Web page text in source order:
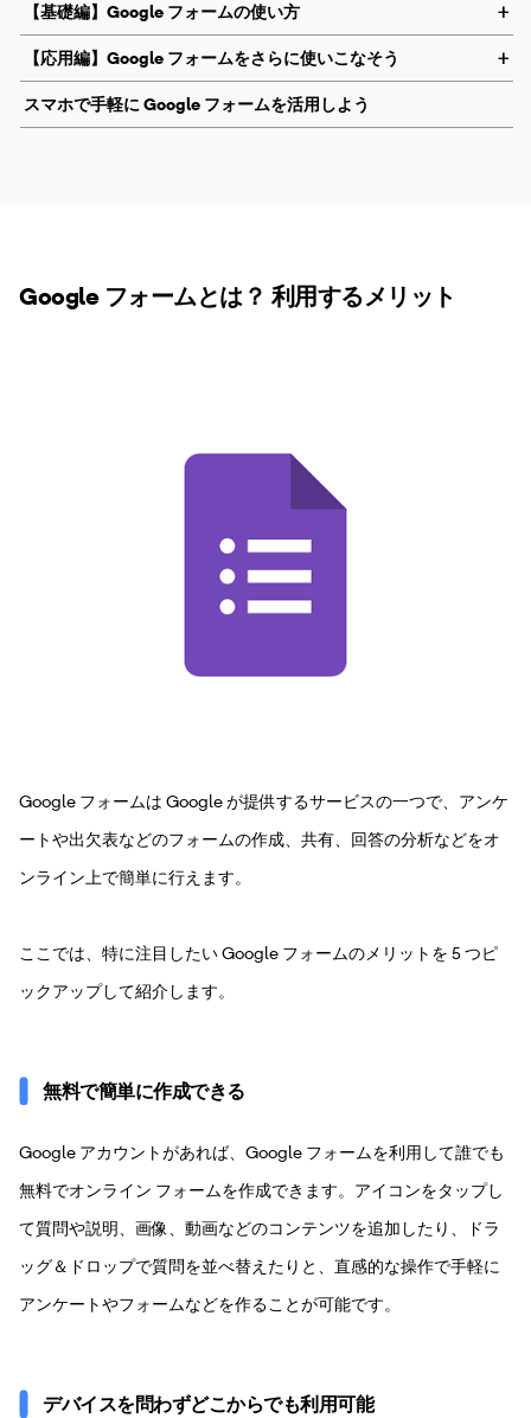
【基礎編】Google フォームの使い方
【応用編】Google フォームをさらに使いこなそう
スマホで手軽に Google フォームを活用しよう
Google フォームとは？ 利用するメリット
Google フォームは Google が提供するサービスの一つで、アンケ
ートや出欠表などのフォームの作成、共有、回答の分析などをオ
ンライン上で簡単に行えます。
ここでは、特に注目したい Google フォームのメリットを 5 つピ
ックアップして紹介します。
無料で簡単に作成できる
Google アカウントがあれば、Google フォームを利用して誰でも
無料でオンライン フォームを作成できます。アイコンをタップし
て質問や説明、画像、動画などのコンテンツを追加したり、ドラ
ッグ＆ドロップで質問を並べ替えたりと、直感的な操作で手軽に
アンケートやフォームなどを作ることが可能です。
デバイスを問わずどこからでも利用可能